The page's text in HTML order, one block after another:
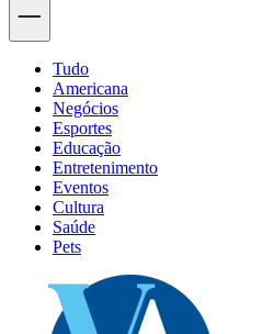
Tudo
Americana
Negócios
Esportes
Educação
Entretenimento
Eventos
Cultura
Saúde
Pets
Explore Tudo
Últimas Notícias
Previsão do Tempo